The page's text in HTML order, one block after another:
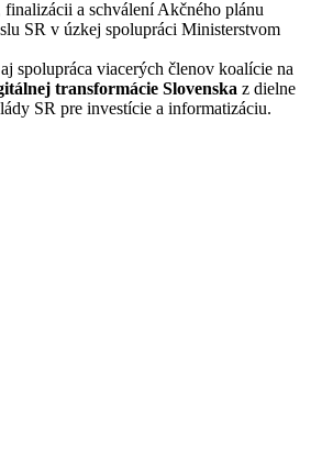
a schválení Akčného plánu
SR v úzkej spolupráci Ministerstvom
spolupráca viacerých členov koalície na
transformácie Slovenska z dielne
SR pre investície a informatizáciu.